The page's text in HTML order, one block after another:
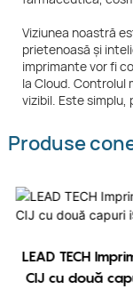
Viziunea noastră
prietenoasă și
imprimante vor fi
la Cloud. Controlul
vizibil. Este simplu,
Produse
LEAD TECH
CIJ cu două